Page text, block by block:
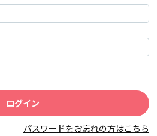
パスワードをお忘れの方はこちら